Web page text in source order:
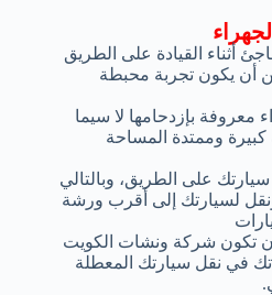
أثناء القيادة على الطريق
أن يكون تجربة محبطة
معروفة بإزدحامها لا سيما
كبيرة وممتدة المساحة
على الطريق، وبالتالي
لسيارتك إلى أقرب ورشة
تكون شركة ونشات الكويت
في نقل سيارتك المعطلة